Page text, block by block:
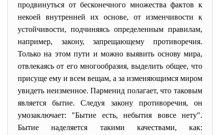
продвинуться от бесконечного множества фактов к
некоей внутренней их основе, от изменчивости к
устойчивости, подчиняясь определенным правилам,
например, закону, запрещающему противоречия.
Только на этом пути и можно выявить основу мира,
отвлекаясь от его многообразия, выделить общее, что
присуще ему и всем вещам, а за изменяющимся миром
увидеть неизменное. Парменид полагает, что таковым
является бытие. Следуя закону противоречия, он
умозаключает: "Бытие есть, небытия вовсе нету".
Бытие наделяется такими качествами, как: